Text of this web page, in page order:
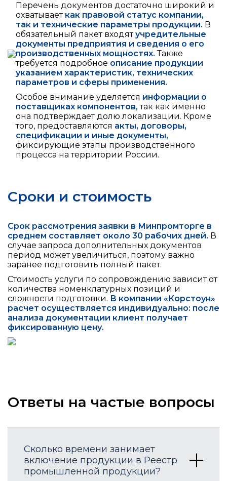
Перечень документов достаточно широкий и
охватывает как правовой статус компании,
так и технические параметры продукции. В
обязательный пакет входятучредительные
документы предприятия и сведения о его
производственных мощностях. Также
требуется подробное описание продукции
указанием характеристик, технических
параметров и сферы применения.
Особое внимание уделяется информации о
поставщиках компонентов, так как именно
она подтверждает долю локализации. Кроме
того, предоставляются акты, договоры,
спецификации и иные документы,
фиксирующие этапы производственного
процесса на территории России.
Сроки и стоимость
Срок рассмотрения заявки в Минпромторге в
среднем составляет около 30 рабочих дней. В
случае запроса дополнительных документов
период может увеличиться, поэтому важно
заранее подготовить полный пакет.
Стоимость услуги по сопровождению зависит от
количества номенклатурных позиций и
сложности подготовки. В компании «Корстоун»
расчет осуществляется индивидуально: после
анализа документации клиент получает
фиксированную цену.
Ответы на частые вопросы
Сколько времени занимает
включение продукции в Реестр
промышленной продукции?